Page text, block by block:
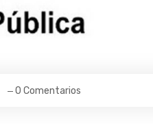
0 Comentarios